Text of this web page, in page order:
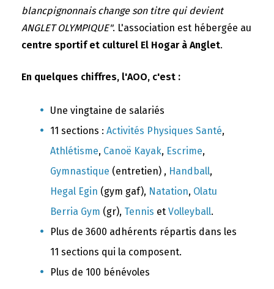
blancpignonnais change son titre qui devient
ANGLET OLYMPIQUE". L'association est hébergée au
centre sportif et culturel El Hogar à Anglet.
En quelques chiffres, l'AOO, c'est :
Une vingtaine de salariés
11 sections : Activités Physiques Santé,
Athlétisme, Canoë Kayak, Escrime,
Gymnastique (entretien) , Handball,
Hegal Egin (gym gaf), Natation, Olatu
Berria Gym (gr), Tennis et Volleyball.
Plus de 3600 adhérents répartis dans les
11 sections qui la composent.
Plus de 100 bénévoles